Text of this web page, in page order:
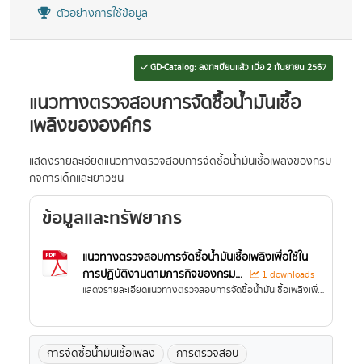
ตัวอย่างการใช้ข้อมูล
GD-Catalog: ลงทะเบียนแล้ว เมื่อ 2 กันยายน 2567
แนวทางตรวจสอบการจัดซื้อน้ำมันเชื้อ
เพลิงขององค์กร
แสดงรายละเอียดแนวทางตรวจสอบการจัดซื้อน้ำมันเชื้อเพลิงของกรม
กิจการเด็กและเยาวชน
ข้อมูลและทรัพยากร
แนวทางตรวจสอบการจัดซื้อน้ำมันเชื้อเพลิงเพื่อใช้ใน
การปฏิบัติงานตามภารกิจของกรม...
1 downloads
แสดงรายละเอียดแนวทางตรวจสอบการจัดซื้อน้ำมันเชื้อเพลิงเพื่อใช้ในการปฏิบัติงานตามภารกิจของกรมกิจการเด็กและเยาวชน.
การจัดซื้อน้ำมันเชื้อเพลิง การตรวจสอบ